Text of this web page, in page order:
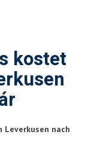
kostet
Leverkusen nach